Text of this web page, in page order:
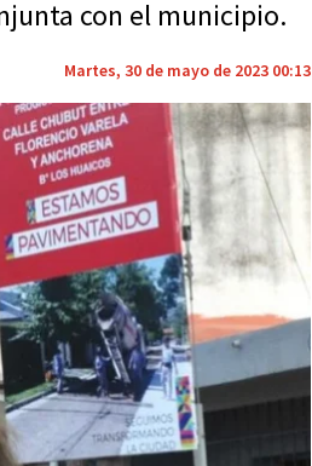
con el municipio.
Martes, 30 de mayo de 2023 00:13